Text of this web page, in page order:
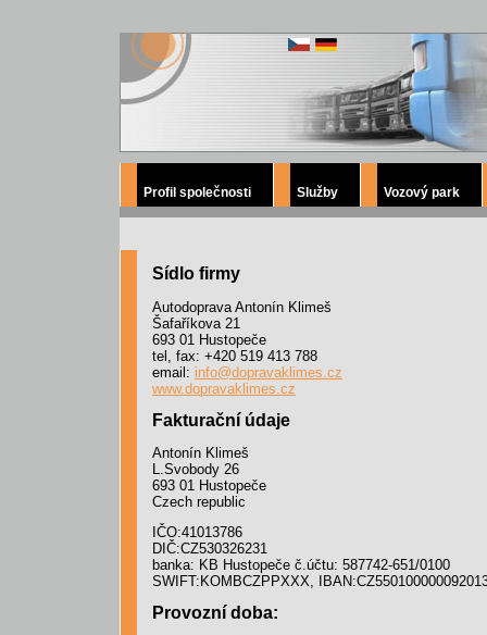
Sídlo firmy
Autodoprava Antonín Klimeš
Šafaříkova 21
693 01 Hustopeče
tel, fax: +420 519 413 788
email: info@dopravaklimes.cz
www.dopravaklimes.cz
Fakturační údaje
Antonín Klimeš
L.Svobody 26
693 01 Hustopeče
Czech republic
IČO:41013786
DIČ:CZ530326231
banka: KB Hustopeče č.účtu: 587742-651/0100
SWIFT:KOMBCZPPXXX,
Provozní doba:
Profil společnosti Služby Vozový park